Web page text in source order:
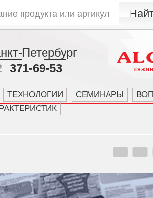
Петербург
371-69-53
ТЕХНОЛОГИИ СЕМИНАРЫ